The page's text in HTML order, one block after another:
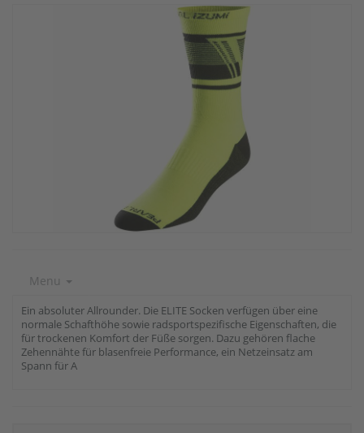
Menu
Ein absoluter Allrounder. Die ELITE Socken verfügen über eine
normale Schafthöhe sowie radsportspezifische Eigenschaften, die
für trockenen Komfort der Füße sorgen. Dazu gehören flache
Zehennähte für blasenfreie Performance, ein Netzeinsatz am
Spann für A